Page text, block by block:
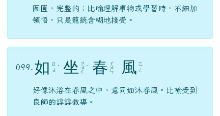
囫圇，完整的；比喻理解事物或學習時，不細加
領悟，只是籠統含糊地接受。
099. 如 ㄖ
ㄨ ˊ 坐 ㄗ
ㄨ
ㄛ
ˋ 春 ㄔ
ㄨ
ㄣ 風 ㄈ
ㄥ
好像沐浴在春風之中，意同如沐春風。比喻受到
良師的諄諄教導。